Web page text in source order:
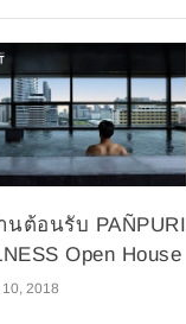
นต้อนรับ PAÑPURI
Open House
2018